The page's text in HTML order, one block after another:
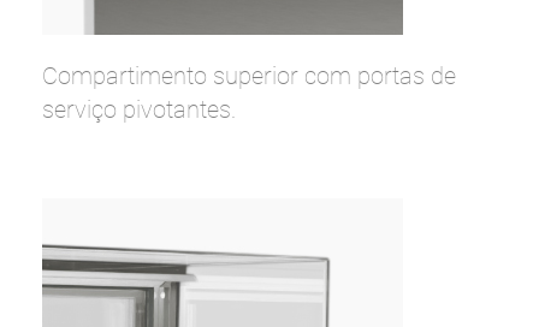
Compartimento superior com portas de
serviço pivotantes.